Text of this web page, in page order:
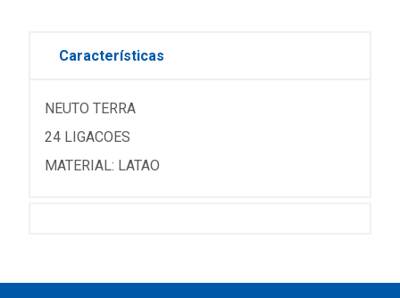
Características
NEUTO TERRA
24 LIGACOES
MATERIAL: LATAO